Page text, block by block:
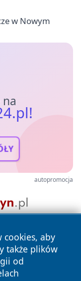
w Nowym
autopromocja
cookies, aby
także plików
od